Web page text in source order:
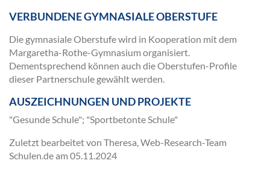
VERBUNDENE GYMNASIALE OBERSTUFE
Die gymnasiale Oberstufe wird in Kooperation mit dem
Margaretha-Rothe-Gymnasium organisiert.
Dementsprechend können auch die Oberstufen-Profile
dieser Partnerschule gewählt werden.
AUSZEICHNUNGEN UND PROJEKTE
"Gesunde Schule"; "Sportbetonte Schule"
Zuletzt bearbeitet von Theresa, Web-Research-Team
Schulen.de am 05.11.2024